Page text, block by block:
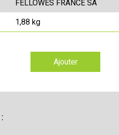
FELLOWES FRANCE SA
1,88 kg
Ajouter